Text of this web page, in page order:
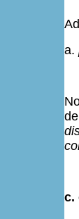
a.
c.